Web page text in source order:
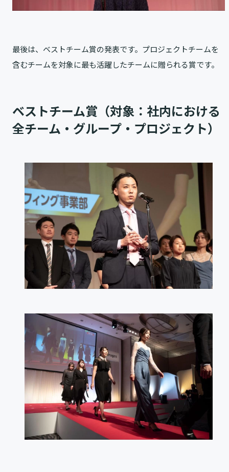
最後は、ベストチーム賞の発表です。プロジェクトチームを
含むチームを対象に最も活躍したチームに贈られる賞です。
ベストチーム賞（対象：社内における
全チーム・グループ・プロジェクト）